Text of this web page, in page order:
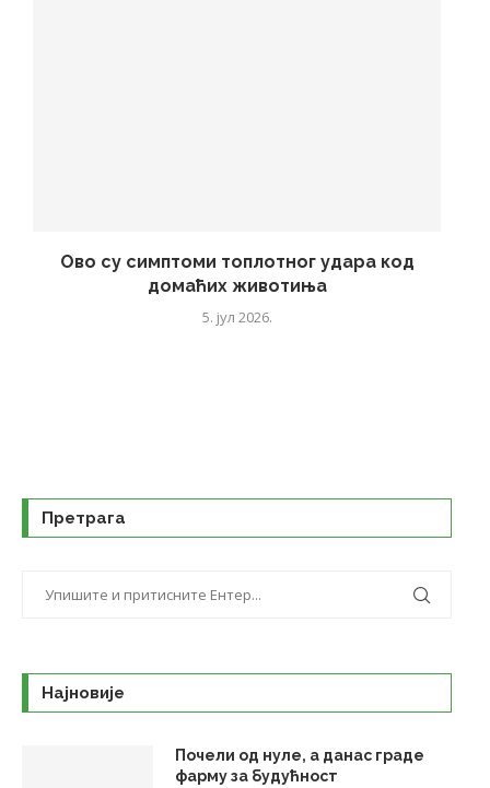
Ово су симптоми топлотног удара код
домаћих животиња
5. јул 2026.
Претрага
Најновије
Почели од нуле, а данас граде
фарму за будућност